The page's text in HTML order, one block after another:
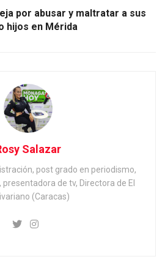
por abusar y maltratar a sus
hijos en Mérida
Salazar
post grado en periodismo,
de tv, Directora de El
(Caracas)